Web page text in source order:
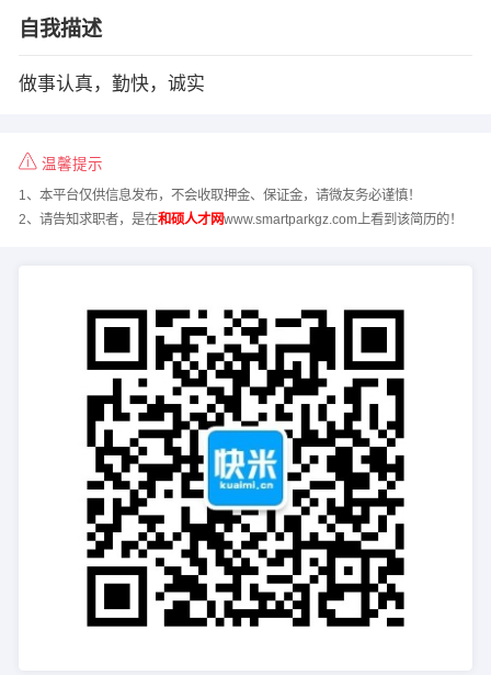
自我描述
做事认真，勤快，诚实
温馨提示
1、本平台仅供信息发布，不会收取押金、保证金，请微友务必谨慎！
2、请告知求职者，是在和硕人才网www.smartparkgz.com上看到该简历的！